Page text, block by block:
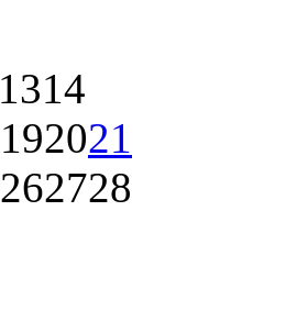
1314
192021
262728